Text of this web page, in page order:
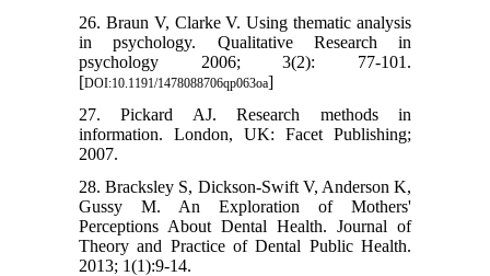
26. Braun V, Clarke V. Using thematic analysis
in psychology. Qualitative Research in
psychology 2006; 3(2): 77-101.
[DOI:10.1191/1478088706qp063oa]
27. Pickard AJ. Research methods in
information. London, UK: Facet Publishing;
2007.
28. Bracksley S, Dickson-Swift V, Anderson K,
Gussy M. An Exploration of Mothers'
Perceptions About Dental Health. Journal of
Theory and Practice of Dental Public Health.
2013; 1(1):9-14.